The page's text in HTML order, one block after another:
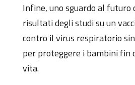
Infine, uno sguardo al futuro
risultati degli studi su un
contro il virus respiratorio
per proteggere i bambini fin
vita.